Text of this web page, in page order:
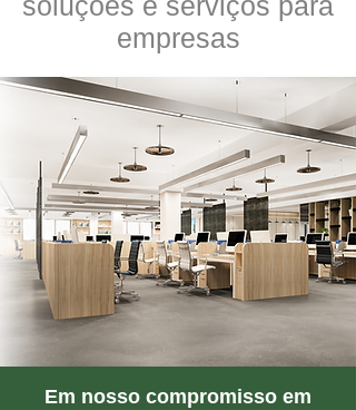
empresas
Em nosso compromisso em